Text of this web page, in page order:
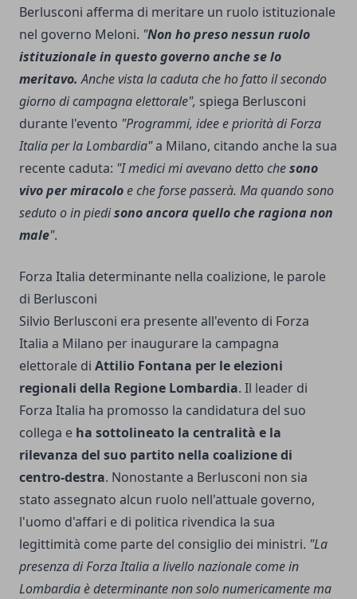
Berlusconi afferma di meritare un ruolo istituzionale
nel governo Meloni. "Non ho preso nessun ruolo
istituzionale in questo governo anche se lo
meritavo. Anche vista la caduta che ho fatto il secondo
giorno di campagna elettorale", spiega Berlusconi
durante l'evento "Programmi, idee e priorità di Forza
Italia per la Lombardia"a Milano, citando anche la sua
recente caduta: "I medici mi avevano detto chesono
vivo per miracoloe che forse passerà. Ma quando sono
seduto o in piedisono ancora quello che ragiona non
male".
Forza Italia determinante nella coalizione, le parole
di Berlusconi
Silvio Berlusconi era presente all'evento di Forza
Italia a Milano per inaugurare la campagna
elettorale di Attilio Fontana per le elezioni
regionali della Regione Lombardia. Il leader di
Forza Italia ha promosso la candidatura del suo
collega e ha sottolineato la centralità e la
rilevanza del suo partito nella coalizione di
centro-destra. Nonostante a Berlusconi non sia
stato assegnato alcun ruolo nell'attuale governo,
l'uomo d'affari e di politica rivendica la sua
legittimità come parte del consiglio dei ministri. "La
presenza di Forza Italia a livello nazionale come in
Lombardia è determinante non solo numericamente ma